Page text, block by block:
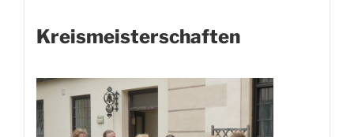
Kreismeisterschaften